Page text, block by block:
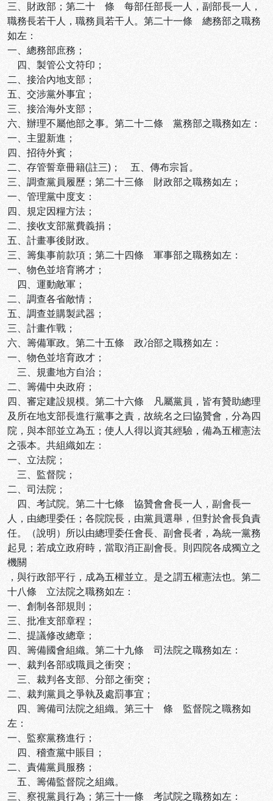
三、財政部；第二十 條 每部任部長一人，副部長一人，
職務長若干人，職務員若干人。第二十一條 總務部之職務
如左：
一、總務部庶務；
四、製管公文符印；
二、接洽內地支部；
五、交涉黨外事宜；
三、接洽海外支部；
六、辦理不屬他部之事。第二十二條 黨務部之職務如左：
一、主盟新進；
四、招待外賓；
二、存管誓章冊籍(註三)； 五、傳布宗旨。
三、調查黨員履歷；第二十三條 財政部之職務如左；
一、管理黨中度支：
四、規定因糧方法；
二、接收支部黨費義捐；
五、計畫事後財政。
三、籌集事前款項；第二十四條 軍事部之職務如左：
一、物色並培育將才；
四、運動敵軍；
二、調查各省敵情；
五、調查並購製武器；
三、計畫作戰；
六、籌備軍政。第二十五條 政冶部之職務如左：
一、物色並培育政才；
三、規畫地方自治；
二、籌備中央政府；
四、審定建設規模。第二十六條 凡屬黨員，皆有贊助總理
及所在地支部長進行黨事之責，故統名之曰協贊會，分為四
院，與本部並立為五；使人人得以資其經驗，備為五權憲法
之張本。共組織如左：
一、立法院；
三、監督院；
二、司法院；
四、考試院。第二十七條 協贊會會長一人，副會長一
人，由總理委任；各院院長，由黨員選舉，但對於會長負責
任。（說明）所以由總理委任會長、副會長者，為統一黨務
起見；若成立政府時，當取消正副會長。則四院各成獨立之
機關
，與行政部平行，成為五權並立。是之謂五權憲法也。第二
十八條 立法院之職務如左：
一、創制各部規則；
三、批准支部章程；
二、提議修改總章；
四、籌備國會組織。第二十九條 司法院之職務如左：
一、裁判各部或職員之衝突；
三、裁判各支部、分部之衝突；
二、裁判黨員之爭執及處罰事宜；
四、籌備司法院之組織。第三十 條 監督院之職務如
左：
一、監察黨務進行；
四、稽查黨中賬目；
二、責備黨員服務；
五、籌備監督院之組織。
三、察視黨員行為；第三十一條 考試院之職務如左：